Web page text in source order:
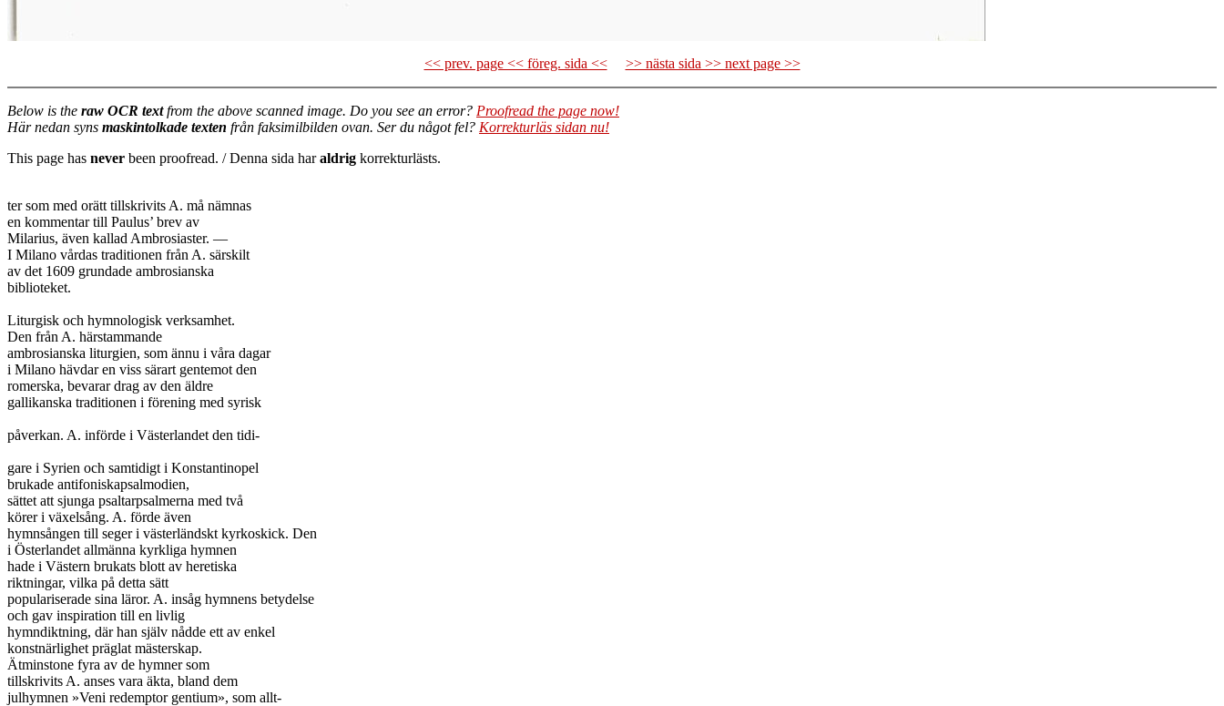
<< prev. page << föreg. sida << >> nästa sida >> next page >>
Below is the raw OCR textfrom the above scanned image. Do you see an error? Proofread the page now!
Här nedan syns maskintolkade texten från faksimilbilden ovan. Ser du något fel? Korrekturläs sidan nu!
This page has never been proofread. / Denna sida haraldrig korrekturlästs.
ter som med orätt tillskrivits A. må nämnas
en kommentar till Paulus’ brev av
Milarius, även kallad Ambrosiaster. —
I Milano vårdas traditionen från A. särskilt
av det 1609 grundade ambrosianska
biblioteket.
Liturgisk och hymnologisk verksamhet.
Den från A. härstammande
ambrosianska liturgien, som ännu i våra dagar
i Milano hävdar en viss särart gentemot den
romerska, bevarar drag av den äldre
gallikanska traditionen i förening med syrisk
påverkan. A. införde i Västerlandet den tidi-
gare i Syrien och samtidigt i Konstantinopel
brukade antifoniskapsalmodien,
sättet att sjunga psaltarpsalmerna med två
körer i växelsång. A. förde även
hymnsången till seger i västerländskt kyrkoskick. Den
i Österlandet allmänna kyrkliga hymnen
hade i Västern brukats blott av heretiska
riktningar, vilka på detta sätt
populariserade sina läror. A. insåg hymnens betydelse
och gav inspiration till en livlig
hymndiktning, där han själv nådde ett av enkel
konstnärlighet präglat mästerskap.
Ätminstone fyra av de hymner som
tillskrivits A. anses vara äkta, bland dem
julhymnen »Veni redemptor gentium», som allt-